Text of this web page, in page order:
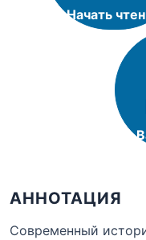
Начать
АННОТАЦИЯ
Современный